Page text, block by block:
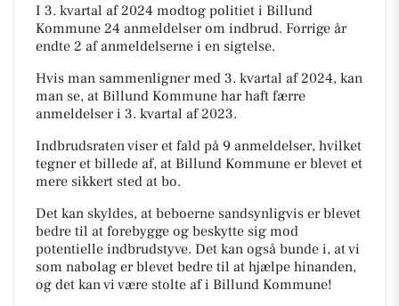
I 3. kvartal af 2024 modtog politiet i Billund
Kommune 24 anmeldelser om indbrud. Forrige år
endte 2 af anmeldelserne i en sigtelse.
Hvis man sammenligner med 3. kvartal af 2024, kan
man se, at Billund Kommune har haft færre
anmeldelser i 3. kvartal af 2023.
Indbrudsraten viser et fald på 9 anmeldelser, hvilket
tegner et billede af, at Billund Kommune er blevet et
mere sikkert sted at bo.
Det kan skyldes, at beboerne sandsynligvis er blevet
bedre til at forebygge og beskytte sig mod
potentielle indbrudstyve. Det kan også bunde i, at vi
som nabolag er blevet bedre til at hjælpe hinanden,
og det kan vi være stolte af i Billund Kommune!